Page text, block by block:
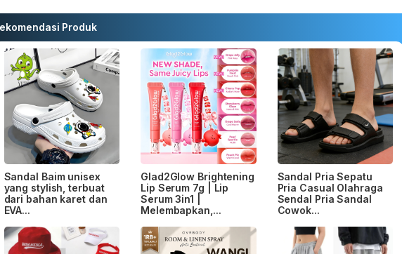
Produk
Sandal Baim unisex
yang stylish, terbuat
dari bahan karet dan
EVA...
Glad2Glow Brightening
Lip Serum 7g | Lip
Serum 3in1 |
Melembapkan,...
Sandal Pria Sepatu
Pria Casual Olahraga
Sendal Pria Sandal
Cowok...